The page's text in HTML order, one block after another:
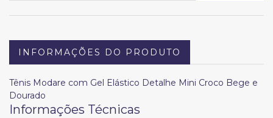
INFORMAÇÕES DO PRODUTO
Tênis Modare com Gel Elástico Detalhe Mini Croco Bege e
Dourado
Informações Técnicas